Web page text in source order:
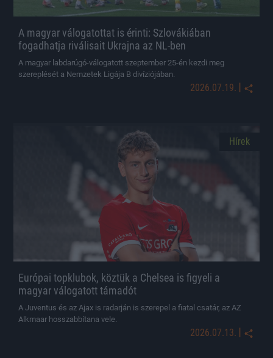
A magyar válogatottat is érinti: Szlovákiában
fogadhatja riválisait Ukrajna az NL-ben
A magyar labdarúgó-válogatott szeptember 25-én kezdi meg
szereplését a Nemzetek Ligája B divíziójában.
2026.07.19. |
Hírek
Európai topklubok, köztük a Chelsea is figyeli a
magyar válogatott támadót
A Juventus és az Ajax is radarján is szerepel a fiatal csatár, az AZ
Alkmaar hosszabbítana vele.
2026.07.13. |